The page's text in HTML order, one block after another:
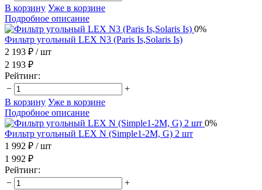
В корзину Уже в корзине
Подробное описание
0%
Фильтр угольный LEX N3 (Paris Is,Solaris Is)
2 193 ₽ / шт
2 193 ₽
Рейтинг:
−
+
В корзину Уже в корзине
Подробное описание
0%
Фильтр угольный LEX N (Simple1-2M, G) 2 шт
1 992 ₽ / шт
1 992 ₽
Рейтинг:
−
+